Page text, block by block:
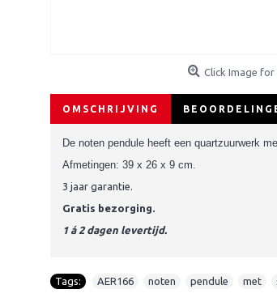
Click Image for
OMSCHRIJVING
De noten pendule heeft een quartzuurwerk
Afmetingen: 39 x 26 x 9 cm.
3 jaar garantie.
Gratis bezorging.
1 á 2 dagen levertijd.
Tags: AER166 noten pendule met